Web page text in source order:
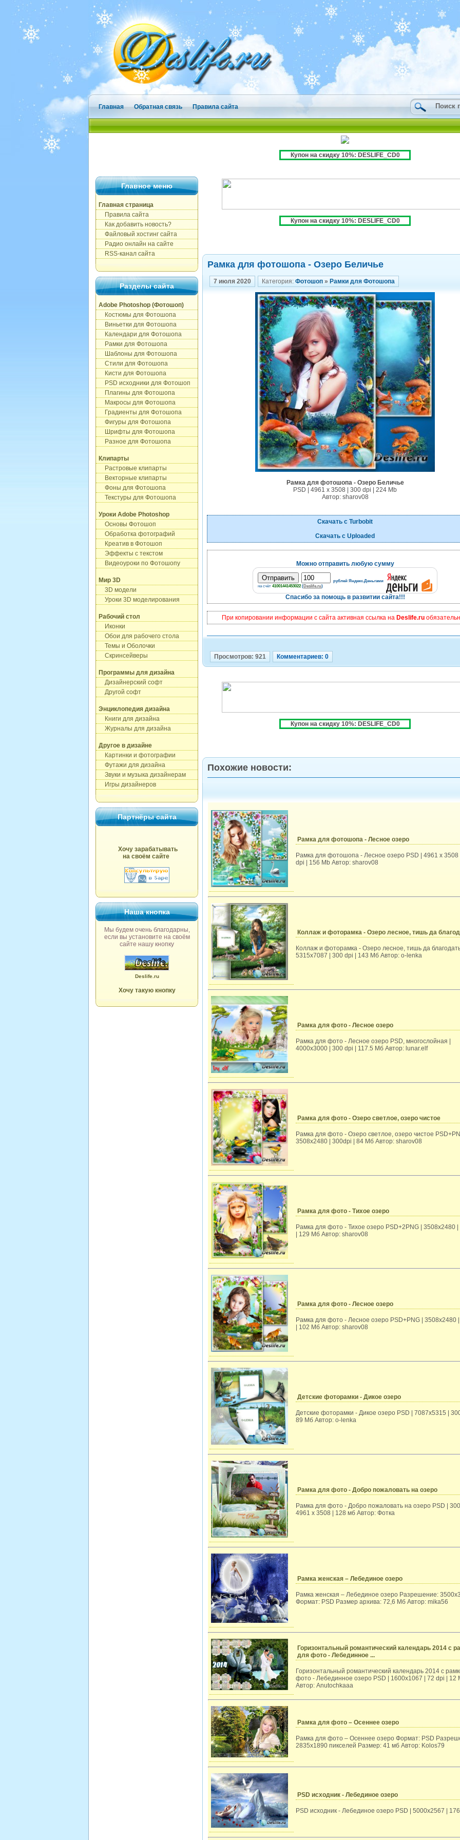
Главная Обратная связь Правила сайта
Купон на скидку 10%: DESLIFE_CD0
Главное меню
Главная страница
Правила сайта
Как добавить новость?
Файловый хостинг сайта
Радио онлайн на сайте
RSS-канал сайта
Разделы сайта
Adobe Photoshop (Фотошоп)
Костюмы для Фотошопа
Виньетки для Фотошопа
Календари для Фотошопа
Рамки для Фотошопа
Шаблоны для Фотошопа
Стили для Фотошопа
Кисти для Фотошопа
PSD исходники для Фотошоп
Плагины для Фотошопа
Макросы для Фотошопа
Градиенты для Фотошопа
Фигуры для Фотошопа
Шрифты для Фотошопа
Разное для Фотошопа
Клипарты
Растровые клипарты
Векторные клипарты
Фоны для Фотошопа
Текстуры для Фотошопа
Уроки Adobe Photoshop
Основы Фотошоп
Обработка фотографий
Креатив в Фотошоп
Эффекты с текстом
Видеоуроки по Фотошопу
Мир 3D
3D модели
Уроки 3D моделирования
Рабочий стол
Иконки
Обои для рабочего стола
Темы и Оболочки
Скринсейверы
Программы для дизайна
Дизайнерский софт
Другой софт
Энциклопедия дизайна
Книги для дизайна
Журналы для дизайна
Другое в дизайне
Картинки и фотографии
Футажи для дизайна
Звуки и музыка дизайнерам
Игры дизайнеров
Партнёры сайта
Хочу зарабатывать
на своём сайте
Наша кнопка
Мы будем очень благодарны,
если вы установите на своём
сайте нашу кнопку
Deslife.ru
Хочу такую кнопку
Купон на скидку 10%: DESLIFE_CD0
Рамка для фотошопа - Озеро Беличье
7 июля 2020 Категория: Фотошоп » Рамки для Фотошопа
Рамка для фотошопа - Озеро Беличье
PSD | 4961 х 3508 | 300 dpi | 224 Mb
Автор: sharov08
Скачать с Turbobit
Скачать с Uploaded
Можно отправить любую сумму
рублей Яндекс.Деньгами
на счёт 41001441453022 (Deslife.ru)
Спасибо за помощь в развитии сайта!!!
При копировании информации с сайта активная ссылка на Deslife.ru
Просмотров: 921 Комментариев: 0
Купон на скидку 10%: DESLIFE_CD0
Похожие новости:
Рамка для фотошопа - Лесное озеро
Рамка для фотошопа - Лесное озеро PSD | 4961 х 3508
dpi | 156 Mb Автор: sharov08
Коллаж и фоторамка - Озеро лесное, тишь да
Коллаж и фоторамка - Озеро лесное, тишь да благодать
5315x7087 | 300 dpi | 143 Мб Автор: o-lenka
Рамка для фото - Лесное озеро
Рамка для фото - Лесное озеро PSD, многослойная |
4000х3000 | 300 dpi | 117.5 Мб Автор: lunar.elf
Рамка для фото - Озеро светлое, озеро чистое
Рамка для фото - Озеро светлое, озеро чистое
3508x2480 | 300dpi | 84 Мб Автор: sharov08
Рамка для фото - Тихое озеро
Рамка для фото - Тихое озеро PSD+2PNG | 3508x2480 |
| 129 Мб Автор: sharov08
Рамка для фото - Лесное озеро
Рамка для фото - Лесное озеро PSD+PNG | 3508x2480
| 102 Мб Автор: sharov08
Детские фоторамки - Дикое озеро
Детские фоторамки - Дикое озеро PSD | 7087x5315 | 300
89 Мб Автор: o-lenka
Рамка для фото - Добро пожаловать на озеро
Рамка для фото - Добро пожаловать на озеро PSD | 300
4961 x 3508 | 128 мб Автор: Фотка
Рамка женская – Лебединое озеро
Рамка женская – Лебединое озеро Разрешение:
Формат: PSD Размер архива: 72,6 Мб Автор: mika56
Горизонтальный романтический календарь 2014 с
для фото - Лебединное ...
Горизонтальный романтический календарь 2014 с
фото - Лебединное озеро PSD | 1600х1067 | 72 dpi | 12
Автор: Anutochkaaa
Рамка для фото – Осеннее озеро
Рамка для фото – Осеннее озеро Формат: PSD
2835х1890 пикселей Размер: 41 мб Автор: Kolos79
PSD исходник - Лебединое озеро
PSD исходник - Лебединое озеро PSD | 5000x2567 |